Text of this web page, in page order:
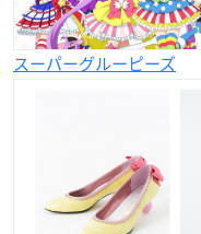
スーパーグルーピーズ